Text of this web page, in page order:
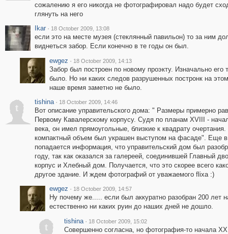
сожалению я его никогда не фотографировал надо будет
глянуть на него
Ikar · 18 October 2009, 13:08
если это на месте музея (стеклянный павильон) то за ним
виднеться забор. Если конечно в те годы он был.
ewgez · 18 October 2009, 14:13
Забор был построен по новому проэкту. Изначально его
было. Но ни каких следов разрушенных постронк на
наше время заметно не было.
t
tishina · 18 October 2009, 14:46
Вот описание управительского дома: " Размеры примерно
Первому Кавалерскому корпусу. Судя по планам XVIII -
века, он имел прямоугольные, близкие к квадрату очертания.
компактный объем был украшен выступом на фасаде". Еще в
попадается информация, что управительский дом был
году, так как оказался за галереей, соединившей Главный
корпус и Хлебный дом. Получается, что это скорее всего
другое здание. И ждем фотографий от уважаемого flixa :)
ewgez · 18 October 2009, 14:57
Ну почему же..... если был аккуратно разобран 200 лет
естественно ни каких руин до наших дней не дошло.
t
tishina · 18 October 2009, 15:02
Совершенно согласна, но фотография-то начала